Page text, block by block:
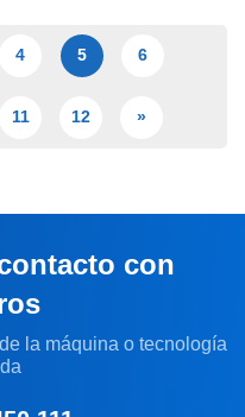
4 5 6
11 12 »
con
la máquina o tecnología